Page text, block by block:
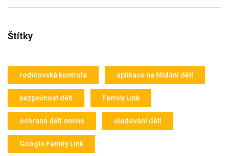
Štítky
rodičovská kontrola aplikace na hlídání dětí
bezpečnost dětí Family Link
ochrana dětí online sledování dětí
Google Family Link